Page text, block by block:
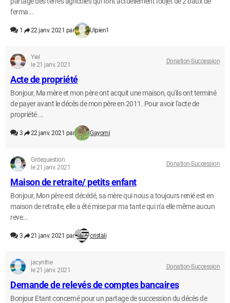
ferma...
1 22 janv. 2021 par Ulpien1
Yiel
le 21 janv. 2021
Donation-Succession
Acte de propriété
Bonjour, Ma mère et mon père ont acquit une maison, qu'ils ont terminé
de payer avant le décès de mon père en 2011. Pour avoir l'acte de
propriété ...
3 22 janv. 2021 par Gayomi
Grdequestion
le 21 janv. 2021
Donation-Succession
Maison de retraite/ petits enfant
Bonjour, Mon père est décédé, sa mère qui nous a toujours renié est en
maison de retraite, elle a été mise par ma tante qui n'a elle même aucun
reve...
3 21 janv. 2021 par cristali
jacynthe
le 21 janv. 2021
Donation-Succession
Demande de relevés de comptes bancaires
Bonjour Etant concerné pour un partage de succession du décès de